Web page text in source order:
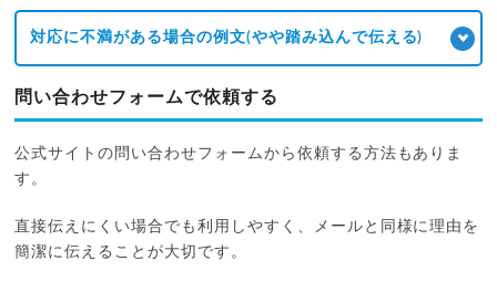
対応に不満がある場合の例文(やや踏み込んで伝える)
問い合わせフォームで依頼する
公式サイトの問い合わせフォームから依頼する方法もありま
す。
直接伝えにくい場合でも利用しやすく、メールと同様に理由を
簡潔に伝えることが大切です。